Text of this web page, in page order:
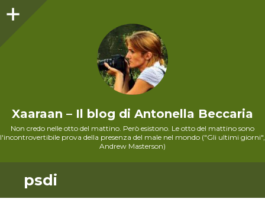
Xaaraan – Il blog di Antonella Beccaria
Non credo nelle otto del mattino. Però esistono. Le otto del mattino sono
l'incontrovertibile prova della presenza del male nel mondo ("Gli ultimi giorni",
Andrew Masterson)
psdi